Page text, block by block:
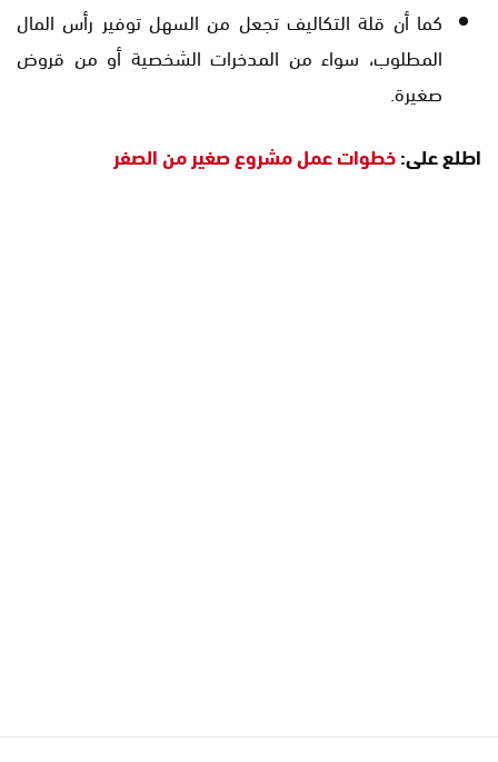
كما أن قلة التكاليف تجعل من السهل توفير رأس المال
المطلوب، سواء من المدخرات الشخصية أو من قروض
صغيرة.
اطلع على:خطوات عمل مشروع صغير من الصفر